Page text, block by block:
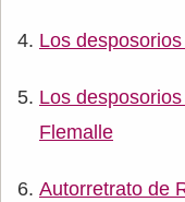
Los
Los
Flemalle
Autorretrato de